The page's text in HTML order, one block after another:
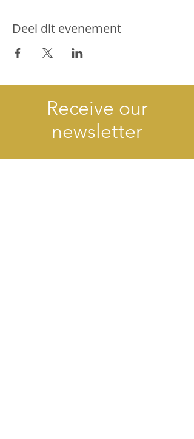
Deel dit evenement
Receive our
newsletter